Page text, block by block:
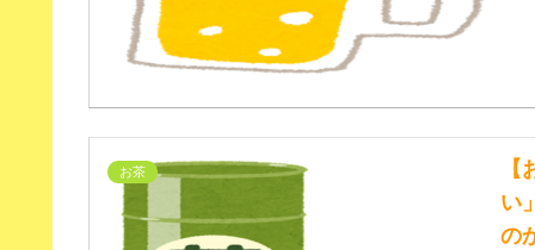
お茶
い
の